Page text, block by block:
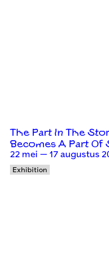
The Part In The
Becomes A Part Of
22 mei — 17 augustus
Exhibition